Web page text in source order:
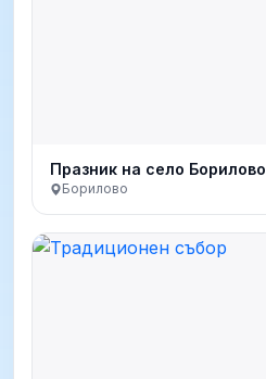
Празник на село Борилово
Борилово